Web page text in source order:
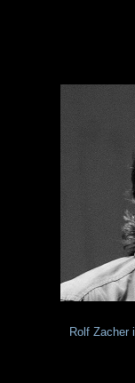
Rolf Zacher